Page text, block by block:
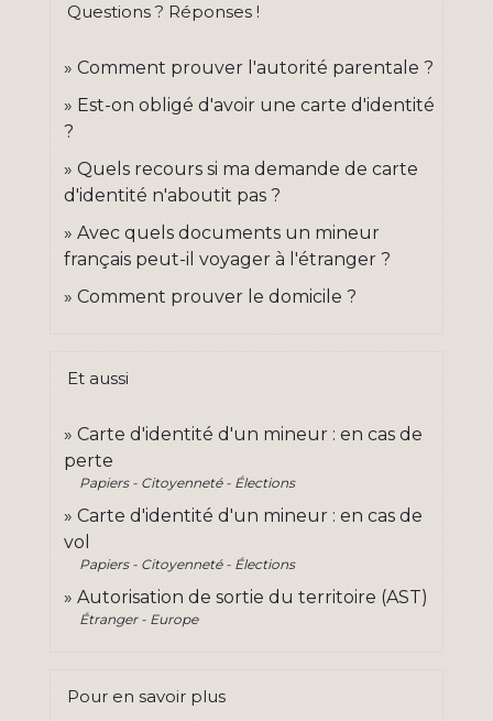
Questions ? Réponses !
Comment prouver l'autorité parentale ?
Est-on obligé d'avoir une carte d'identité
?
Quels recours si ma demande de carte
d'identité n'aboutit pas ?
Avec quels documents un mineur
français peut-il voyager à l'étranger ?
Comment prouver le domicile ?
Et aussi
Carte d'identité d'un mineur : en cas de
perte
Papiers - Citoyenneté - Élections
Carte d'identité d'un mineur : en cas de
vol
Papiers - Citoyenneté - Élections
Autorisation de sortie du territoire (AST)
Étranger - Europe
Pour en savoir plus